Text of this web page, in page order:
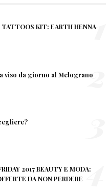
TATTOOS KIT: EARTH HENNA
1
viso da giorno al Melograno
2
2017 BEAUTY E MODA:
DA NON PERDERE 4